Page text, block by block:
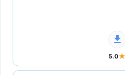
5.0